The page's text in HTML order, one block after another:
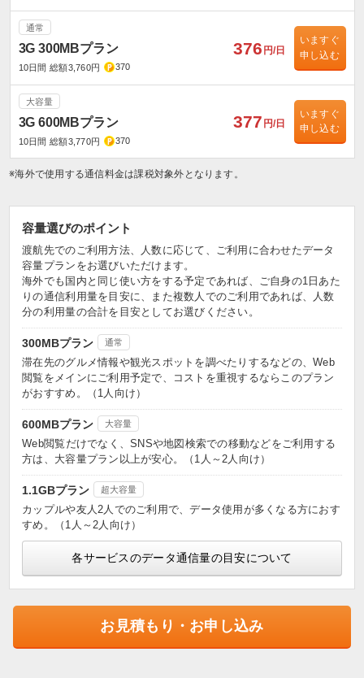
通常
3G 300MBプラン
10日間 総額3,760円 370
376 円/日
いますぐ
申し込む
大容量
3G 600MBプラン
10日間 総額3,770円 370
377 円/日
いますぐ
申し込む
※海外で使用する通信料金は課税対象外となります。
容量選びのポイント
渡航先でのご利用方法、人数に応じて、ご利用に合わせたデータ
容量プランをお選びいただけます。
海外でも国内と同じ使い方をする予定であれば、ご自身の1日あた
りの通信利用量を目安に、また複数人でのご利用であれば、人数
分の利用量の合計を目安としてお選びください。
300MBプラン 通常
滞在先のグルメ情報や観光スポットを調べたりするなどの、Web
閲覧をメインにご利用予定で、コストを重視するならこのプラン
がおすすめ。（1人向け）
600MBプラン 大容量
Web閲覧だけでなく、SNSや地図検索での移動などをご利用する
方は、大容量プラン以上が安心。（1人～2人向け）
1.1GBプラン 超大容量
カップルや友人2人でのご利用で、データ使用が多くなる方におす
すめ。（1人～2人向け）
各サービスのデータ通信量の目安について
お見積もり・お申し込み